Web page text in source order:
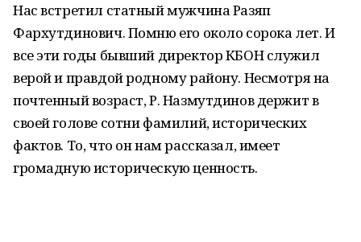
Нас встретил статный мужчина Разяп
Фархутдинович. Помню его около сорока лет. И
все эти годы бывший директор КБОН служил
верой и правдой родному району. Несмотря на
почтенный возраст, Р. Назмутдинов держит в
своей голове сотни фамилий, исторических
фактов. То, что он нам рассказал, имеет
громадную историческую ценность.